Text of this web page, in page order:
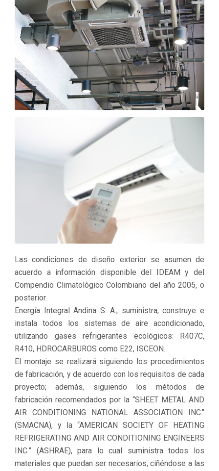
Las condiciones de diseño exterior se asumen de
acuerdo a información disponible del IDEAM y del
Compendio Climatológico Colombiano del año 2005, o
posterior.
Energía Integral Andina S. A., suministra, construye e
instala todos los sistemas de aire acondicionado,
utilizando gases refrigerantes ecológicos: R407C,
R410, HDROCARBUROS como E22, ISCEON.
El montaje se realizará siguiendo los procedimientos
de fabricación, y de acuerdo con los requisitos de cada
proyecto; además, siguiendo los métodos de
fabricación recomendados por la “SHEET METAL AND
AIR CONDITIONING NATIONAL ASSOCIATION INC."
(SMACNA), y la “AMERICAN SOCIETY OF HEATING
REFRIGERATING AND AIR CONDITIONING ENGINEERS
INC.” (ASHRAE), para lo cual suministra todos los
materiales que puedan ser necesarios, ciñéndose a las